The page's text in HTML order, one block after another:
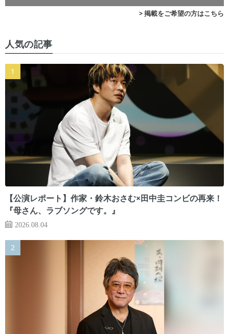
> 掲載をご希望の方はこちら
人気の記事
【公演レポート】作家・鈴木おさむ×田中圭コンビの再来！
『母さん、ラブソングです。』
2026.08.04